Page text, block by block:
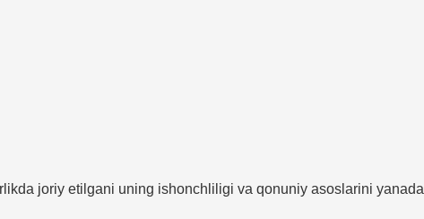
joriy etilgani uning ishonchliligi va qonuniy asoslarini